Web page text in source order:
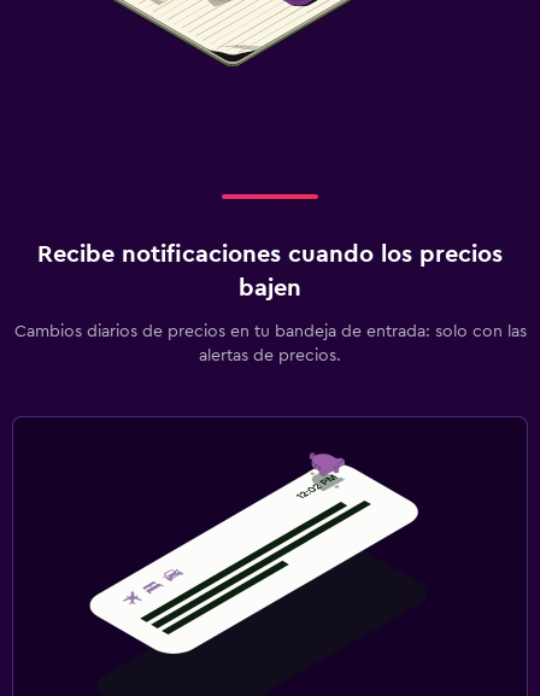
Recibe notificaciones cuando los precios
bajen
Cambios diarios de precios en tu bandeja de entrada: solo con las
alertas de precios.